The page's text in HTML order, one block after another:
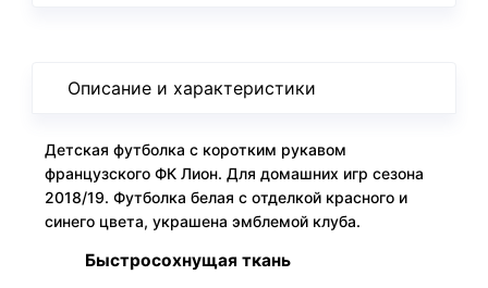
Описание и характеристики
Детская футболка с коротким рукавом
французского ФК Лион. Для домашних игр сезона
2018/19. Футболка белая с отделкой красного и
синего цвета, украшена эмблемой клуба.
Быстросохнущая ткань